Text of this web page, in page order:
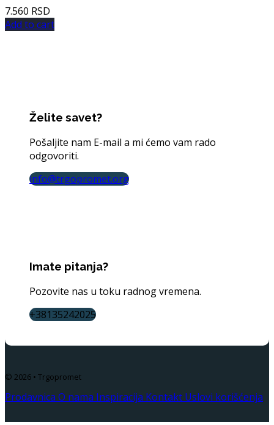
7.560 RSD
Add to cart
Želite savet?
Pošaljite nam E-mail a mi ćemo vam rado
odgovoriti.
info@trgopromet.org
Imate pitanja?
Pozovite nas u toku radnog vremena.
+38135242025
© 2026 • Trgopromet
Prodavnica O nama Inspiracija Kontakt Uslovi korišćenja